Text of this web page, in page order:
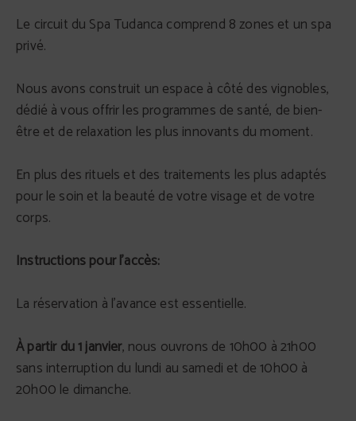
Le circuit du Spa Tudanca comprend 8 zones et un spa
privé.
Nous avons construit un espace à côté des vignobles,
dédié à vous offrir les programmes de santé, de bien-
être et de relaxation les plus innovants du moment.
En plus des rituels et des traitements les plus adaptés
pour le soin et la beauté de votre visage et de votre
corps.
Instructions pour l'accès:
La réservation à l'avance est essentielle.
À partir du 1 janvier, nous ouvrons de 10h00 à 21h00
sans interruption du lundi au samedi et de 10h00 à
20h00 le dimanche.